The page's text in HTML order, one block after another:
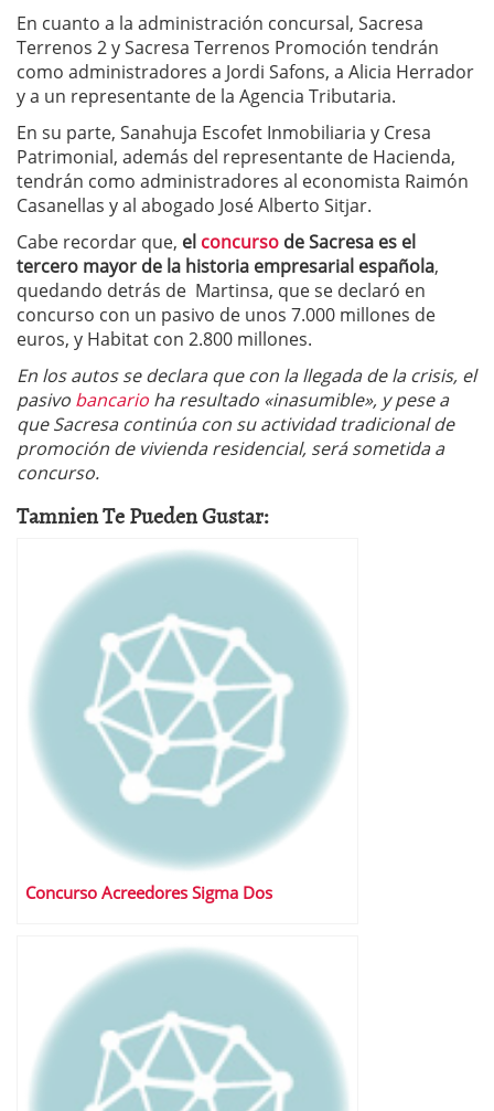
En cuanto a la administración concursal, Sacresa
Terrenos 2 y Sacresa Terrenos Promoción tendrán
como administradores a Jordi Safons, a Alicia Herrador
y a un representante de la Agencia Tributaria.
En su parte, Sanahuja Escofet Inmobiliaria y Cresa
Patrimonial, además del representante de Hacienda,
tendrán como administradores al economista Raimón
Casanellas y al abogado José Alberto Sitjar.
Cabe recordar que, el concurso de Sacresa es el
tercero mayor de la historia empresarial española,
quedando detrás de Martinsa, que se declaró en
concurso con un pasivo de unos 7.000 millones de
euros, y Habitat con 2.800 millones.
En los autos se declara que con la llegada de la crisis, el
pasivo bancario ha resultado «inasumible», y pese a
que Sacresa continúa con su actividad tradicional de
promoción de vivienda residencial, será sometida a
concurso.
Tamnien Te Pueden Gustar:
Concurso Acreedores Sigma Dos